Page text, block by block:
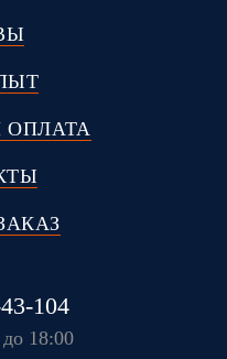
ОПЛАТА
104
18:00